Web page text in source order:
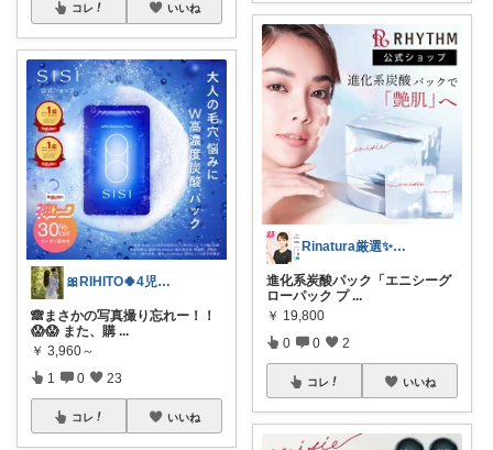
コレ いいね
🎀RIHITO🍀4児のmama🎀
🙈まさかの写真撮り忘れー！！
😱😱 また、購 ...
￥ 3,960～
1 0 23
コレ いいね
Rinatura厳選✨おうち美容🫧
進化系炭酸パック「エニシーグ
ローパック プ ...
￥ 19,800
0 0 2
コレ いいね